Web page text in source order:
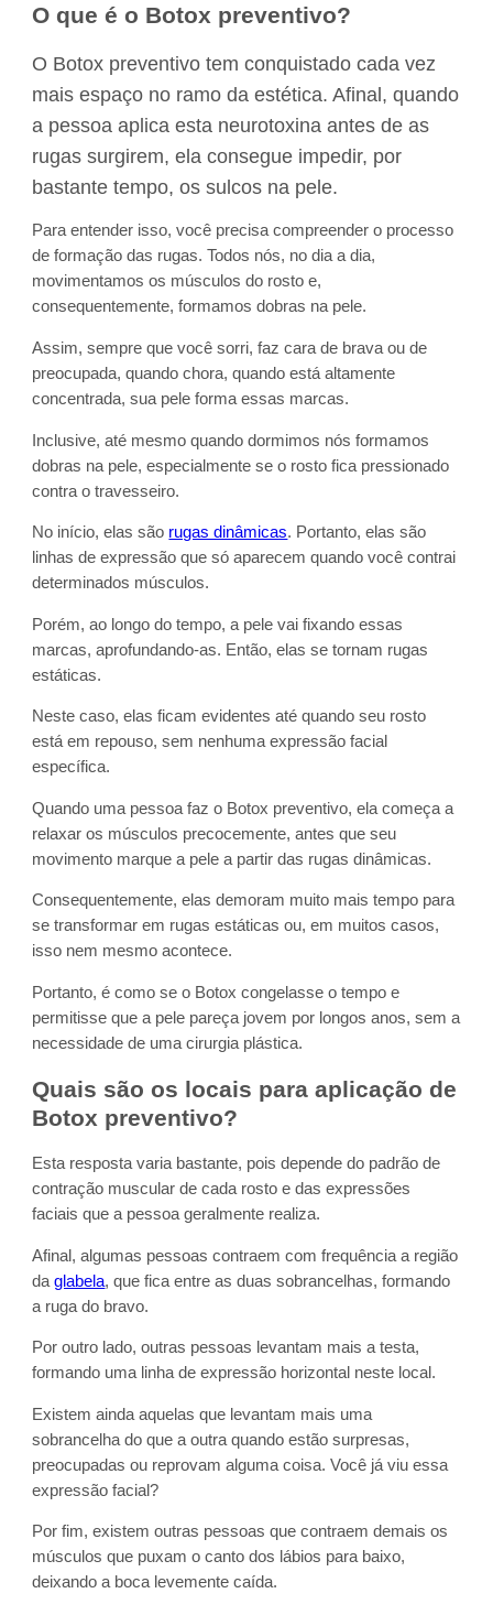
O que é o Botox preventivo?
O Botox preventivo tem conquistado cada vez
mais espaço no ramo da estética. Afinal, quando
a pessoa aplica esta neurotoxina antes de as
rugas surgirem, ela consegue impedir, por
bastante tempo, os sulcos na pele.
Para entender isso, você precisa compreender o processo
de formação das rugas. Todos nós, no dia a dia,
movimentamos os músculos do rosto e,
consequentemente, formamos dobras na pele.
Assim, sempre que você sorri, faz cara de brava ou de
preocupada, quando chora, quando está altamente
concentrada, sua pele forma essas marcas.
Inclusive, até mesmo quando dormimos nós formamos
dobras na pele, especialmente se o rosto fica pressionado
contra o travesseiro.
No início, elas são rugas dinâmicas. Portanto, elas são
linhas de expressão que só aparecem quando você contrai
determinados músculos.
Porém, ao longo do tempo, a pele vai fixando essas
marcas, aprofundando-as. Então, elas se tornam rugas
estáticas.
Neste caso, elas ficam evidentes até quando seu rosto
está em repouso, sem nenhuma expressão facial
específica.
Quando uma pessoa faz o Botox preventivo, ela começa a
relaxar os músculos precocemente, antes que seu
movimento marque a pele a partir das rugas dinâmicas.
Consequentemente, elas demoram muito mais tempo para
se transformar em rugas estáticas ou, em muitos casos,
isso nem mesmo acontece.
Portanto, é como se o Botox congelasse o tempo e
permitisse que a pele pareça jovem por longos anos, sem a
necessidade de uma cirurgia plástica.
Quais são os locais para aplicação de
Botox preventivo?
Esta resposta varia bastante, pois depende do padrão de
contração muscular de cada rosto e das expressões
faciais que a pessoa geralmente realiza.
Afinal, algumas pessoas contraem com frequência a região
daglabela, que fica entre as duas sobrancelhas, formando
a ruga do bravo.
Por outro lado, outras pessoas levantam mais a testa,
formando uma linha de expressão horizontal neste local.
Existem ainda aquelas que levantam mais uma
sobrancelha do que a outra quando estão surpresas,
preocupadas ou reprovam alguma coisa. Você já viu essa
expressão facial?
Por fim, existem outras pessoas que contraem demais os
músculos que puxam o canto dos lábios para baixo,
deixando a boca levemente caída.